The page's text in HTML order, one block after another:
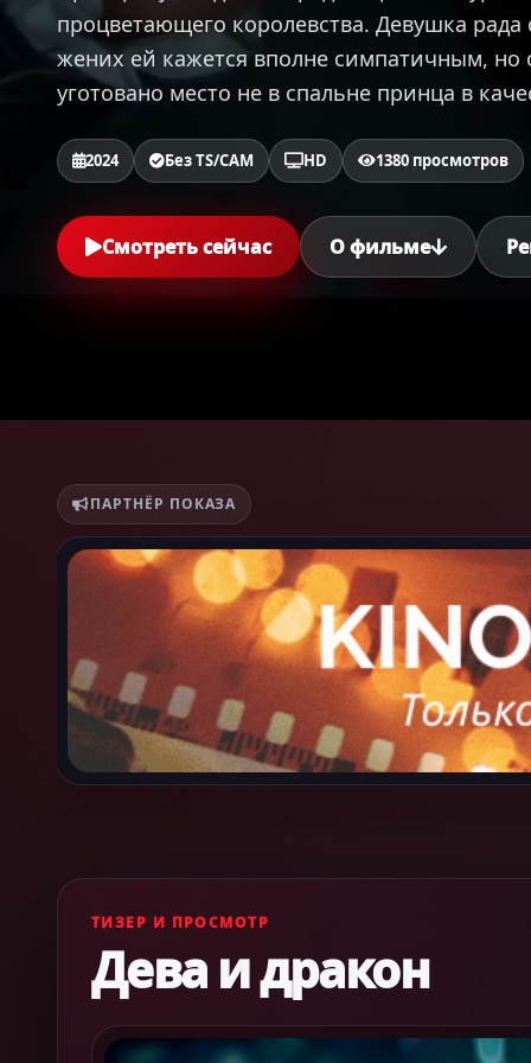
процветающего королевства. Девушка рада
жених ей кажется вполне симпатичным, но
уготовано место не в спальне принца в
2024 Без TS/CAM HD 1380 просмотров
Смотреть сейчас О фильме
ПАРТНЁР ПОКАЗА
ТИЗЕР И ПРОСМОТР
Дева и дракон